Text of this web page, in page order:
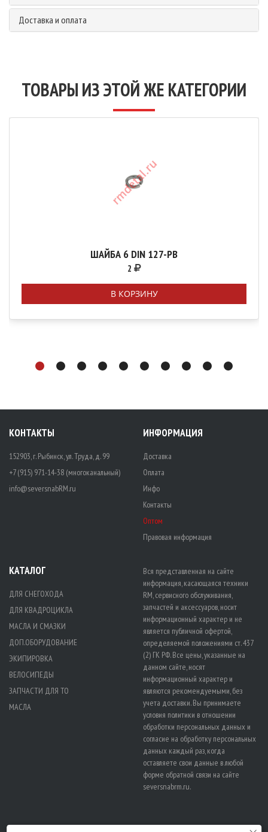
Доставка и оплата
ТОВАРЫ ИЗ ЭТОЙ ЖЕ КАТЕГОРИИ
ШАЙБА 6 DIN 127-РВ
2
В КОРЗИНУ
КОНТАКТЫ
152903, г. Рыбинск, ул. Труда, д. 99
+7 (915) 971-14-38 (многоканальный)
info@seversnabRM.ru
ИНФОРМАЦИЯ
Доставка
Оплата
Инфо
Контакты
Оптом
Правовая информация
КАТАЛОГ
ДЛЯ СНЕГОХОДА
ДЛЯ КВАДРОЦИКЛА
МАСЛА И СМАЗКИ
ДОП.ОБОРУДОВАНИЕ
ЭКИПИРОВКА
ВЕЛОСИПЕДЫ
ЗАПЧАСТИ ДЛЯ ТО
МАСЛА
Вся представленная на сайте
информация, касающаяся техники
RM, сервисного обслуживания,
запчастей и аксессуаров, носит
информационный характер и не
является публичной офертой,
определяемой положениями ст. 437
(2) ГК РФ. Все цены, указанные на
данном сайте, носят
информационный характер и
являются рекомендуемыми, без
учета доставки. Вы принимаете
условия политики в отношении
обработки персональных данных и
согласие на обработку персональных
данных каждый раз, когда
оставляете свои данные в любой
форме обратной связи на сайте
seversnabrm.ru.